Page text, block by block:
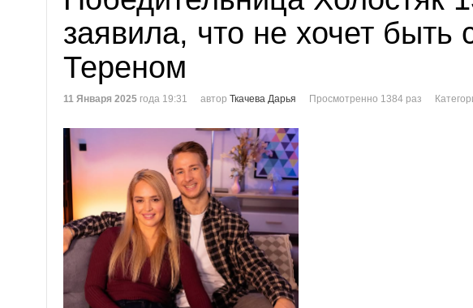
заявила, что не хочет быть
Тереном
11 Января 2025 года 19:31 автор Ткачева Дарья Просмотренно 1384 раз